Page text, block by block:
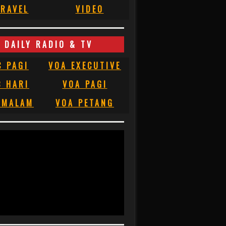
VIDEO
DAILY RADIO & TV
PAGI
VOA EXECUTIVE
HARI
VOA PAGI
VOA PETANG